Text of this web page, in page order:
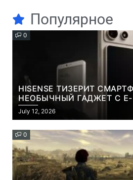
Популярное
0
HISENSE ТИЗЕРИТ
НЕОБЫЧНЫЙ ГАДЖЕТ С E-
СЪЕМНОЙ LCD-ПАНЕЛЬЮ
КОНТЕНТА И СОЦСЕТЕЙ
July 12, 2026
0